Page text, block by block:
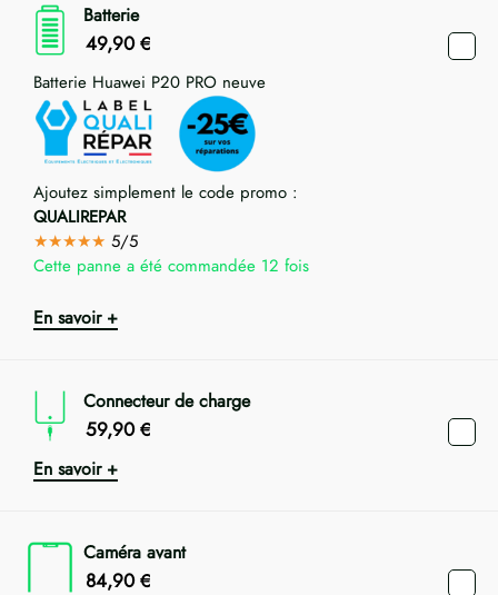
Batterie
49,90 €
Batterie Huawei P20 PRO neuve
Ajoutez simplement le code promo :
QUALIREPAR
★★★★★ 5/5
Cette panne a été commandée 12 fois
En savoir +
Connecteur de charge
59,90 €
En savoir +
Caméra avant
84,90 €